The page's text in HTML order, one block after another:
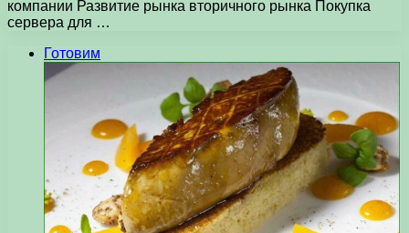
компании Развитие рынка вторичного рынка Покупка
сервера для …
Готовим